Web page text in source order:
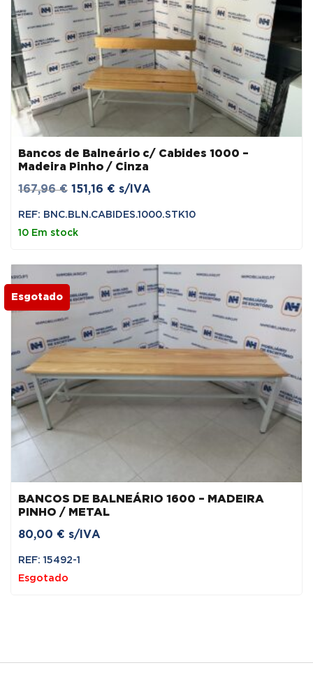
Bancos de Balneário c/ Cabides 1000 –
Madeira Pinho / Cinza
167,96€ O
151,16 € O
s/IVA
REF: BNC.BLN.CABIDES.1000.STK10
10 Em stock
BANCOS DE BALNEÁRIO 1600 – MADEIRA
PINHO / METAL
80,00 € s/IVA
REF: 15492-1
Esgotado
Esgotado